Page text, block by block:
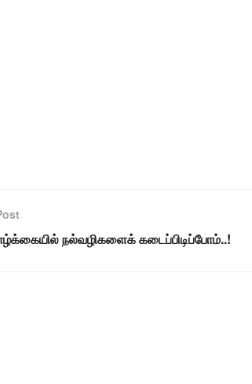
நல்வழிகளைக் கடைப்பிடிப்போம்..!